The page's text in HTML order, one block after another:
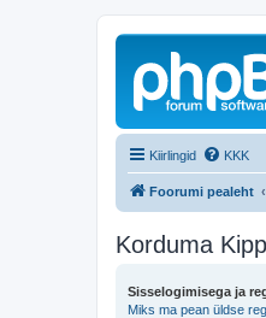
Kiirlingid KKK
Foorumi pealeht
Korduma
Sisselogimisega ja
Miks ma pean üldse